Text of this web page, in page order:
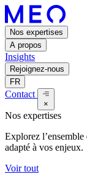
Nos expertises
A propos
Insights
Rejoignez-nous
FR
Contact
×
Nos expertises
Explorez
adapté à vos enjeux.
Voir tout